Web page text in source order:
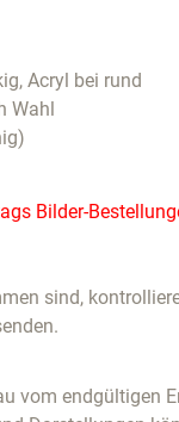
Acryl bei rund
Wahl
Bilder-
sind,
vom endgültigen